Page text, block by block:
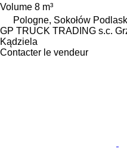
Volume 8 m³
Pologne, Sokołów
GP TRUCK TRADING s.c.
Kądziela
Contacter le vendeur